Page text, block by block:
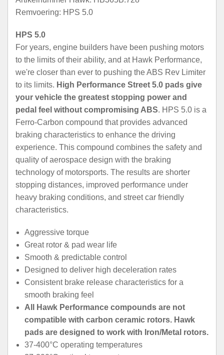
Remvoering: HPS 5.0
HPS 5.0
For years, engine builders have been pushing motors
to the limits of their ability, and at Hawk Performance,
we're closer than ever to pushing the ABS Rev Limiter
to its limits. High Performance Street 5.0 pads give
your vehicle the greatest stopping power and
pedal feel without compromising ABS. HPS 5.0 is a
Ferro-Carbon compound that provides advanced
braking characteristics to enhance the driving
experience. This compound combines the safety and
quality of aerospace design with the braking
technology of motorsports. The results are shorter
stopping distances, improved performance under
heavy braking conditions, and street car friendly
characteristics.
Aggressive torque
Great rotor & pad wear life
Smooth & predictable control
Designed to deliver high deceleration rates
Consistent brake release characteristics for a
smooth braking feel
All Hawk Performance compounds are not
compatible with carbon ceramic rotors. Hawk
pads are designed to work with Iron/Metal rotors.
37-400°C operating temperatures